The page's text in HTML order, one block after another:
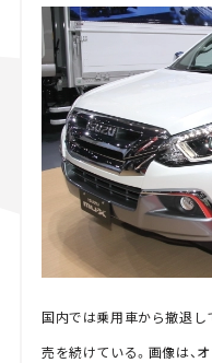
国内では乗用車から撤退し
売を続けている。画像は、